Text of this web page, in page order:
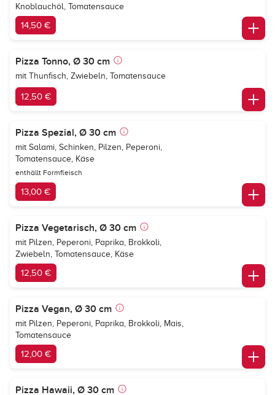
Knoblauchöl, Tomatensauce
14,50 €
Pizza Tonno, Ø 30 cm
mit Thunfisch, Zwiebeln, Tomatensauce
12,50 €
Pizza Spezial, Ø 30 cm
mit Salami, Schinken, Pilzen, Peperoni,
Tomatensauce, Käse
enthällt Formfleisch
13,00 €
Pizza Vegetarisch, Ø 30 cm
mit Pilzen, Peperoni, Paprika, Brokkoli,
Zwiebeln, Tomatensauce, Käse
12,50 €
Pizza Vegan, Ø 30 cm
mit Pilzen, Peperoni, Paprika, Brokkoli, Mais,
Tomatensauce
12,00 €
Pizza Hawaii, Ø 30 cm